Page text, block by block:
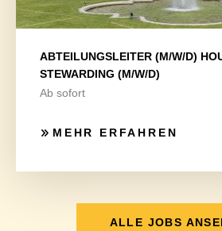
ABTEILUNGSLEITER (M/W/D)
STEWARDING (M/W/D)
Ab sofort
MEHR ERFAHREN
ALLE JOBS